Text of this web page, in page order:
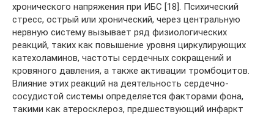
хронического напряжения при ИБС [18]. Психический
стресс, острый или хронический, через центральную
нервную систему вызывает ряд физиологических
реакций, таких как повышение уровня циркулирующих
катехоламинов, частоты сердечных сокращений и
кровяного давления, а также активации тромбоцитов.
Влияние этих реакций на деятельность сердечно-
сосудистой системы определяется факторами фона,
такими как атеросклероз, предшествующий инфаркт